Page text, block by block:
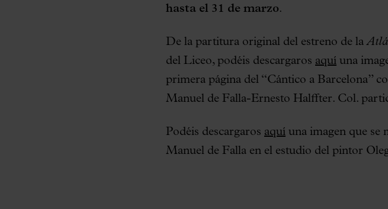
hasta el 31 de marzo.
De la partitura original del estreno de la
del Liceo, podéis descargaros aquí una
primera página del “Cántico a Barcelona”
Manuel de Falla-Ernesto Halffter. Col.
Podéis descargaros aquí una imagen que se
Manuel de Falla en el estudio del pintor